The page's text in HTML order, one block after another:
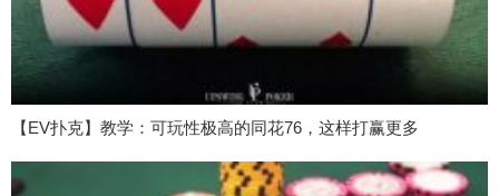
【EV扑克】教学：可玩性极高的同花76，这样打赢更多